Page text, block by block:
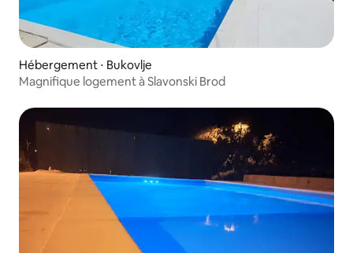
Hébergement ⋅ Bukovlje
Magnifique logement à Slavonski Brod